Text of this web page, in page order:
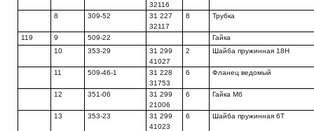
32116
8 309-52
31 227
32117
8 Трубка
119 9 509-22
Гайка
10
353-29
31 299
41027
2 Шайба пружинная 18Н
11 509-46-1
31 228
31753
6 Фланец ведомый
12 351-06
31 299
21006
6 Гайка Мб
13 353-23
31 299
41023
6 Шайба пружинная 6Т